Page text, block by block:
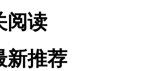
阅读
新推荐